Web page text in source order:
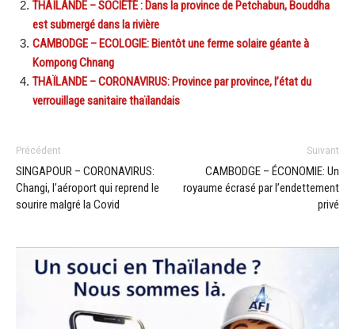
THAÏLANDE – SOCIÉTÉ : Dans la province de Petchabun, Bouddha
est submergé dans la rivière
CAMBODGE – ECOLOGIE: Bientôt une ferme solaire géante à
Kompong Chnang
THAÏLANDE – CORONAVIRUS: Province par province, l’état du
verrouillage sanitaire thaïlandais
Précédent
SINGAPOUR – CORONAVIRUS:
Changi, l’aéroport qui reprend le
sourire malgré la Covid
Suivant
CAMBODGE – ÉCONOMIE: Un
royaume écrasé par l’endettement
privé